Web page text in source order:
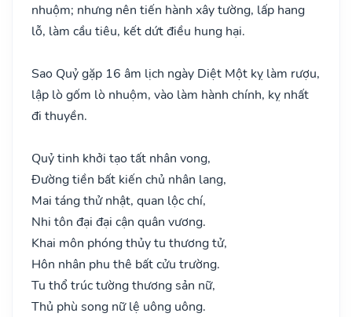
nhuộm; nhưng nên tiến hành xây tường, lấp hang
lỗ, làm cầu tiêu, kết dứt điều hung hại.
Sao Quỷ gặp 16 âm lịch ngày Diệt Một kỵ làm rượu,
lập lò gốm lò nhuộm, vào làm hành chính, kỵ nhất
đi thuyền.
Quỷ tinh khởi tạo tất nhân vong,
Đường tiền bất kiến chủ nhân lang,
Mai táng thử nhật, quan lộc chí,
Nhi tôn đại đại cận quân vương.
Khai môn phóng thủy tu thương tử,
Hôn nhân phu thê bất cửu trường.
Tu thổ trúc tường thương sản nữ,
Thủ phù song nữ lệ uông uông.